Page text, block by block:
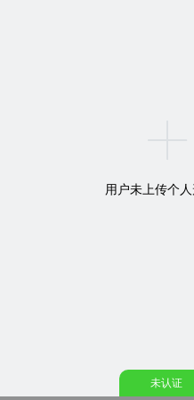
用户未上传个
未认证